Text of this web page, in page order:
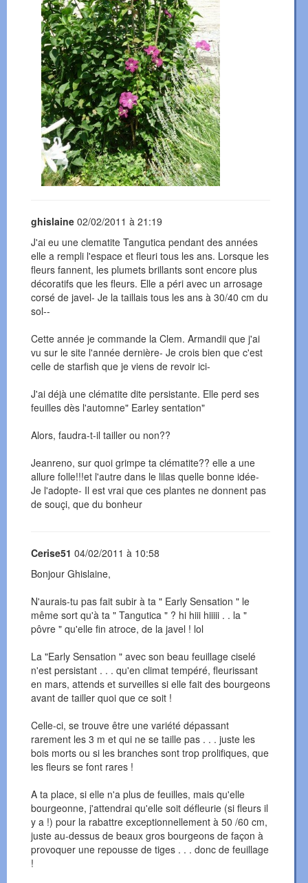
ghislaine 02/02/2011 à 21:19
J'ai eu une clematite Tangutica pendant des années
elle a rempli l'espace et fleuri tous les ans. Lorsque les
fleurs fannent, les plumets brillants sont encore plus
décoratifs que les fleurs. Elle a péri avec un arrosage
corsé de javel- Je la taillais tous les ans à 30/40 cm du
sol--
Cette année je commande la Clem. Armandii que j'ai
vu sur le site l'année dernière- Je crois bien que c'est
celle de starfish que je viens de revoir ici-
J'ai déjà une clématite dite persistante. Elle perd ses
feuilles dès l'automne" Earley sentation"
Alors, faudra-t-il tailler ou non??
Jeanreno, sur quoi grimpe ta clématite?? elle a une
allure folle!!!et l'autre dans le lilas quelle bonne idée-
Je l'adopte- Il est vrai que ces plantes ne donnent pas
de souçi, que du bonheur
Cerise51 04/02/2011 à 10:58
Bonjour Ghislaine,
N'aurais-tu pas fait subir à ta " Early Sensation " le
même sort qu'à ta " Tangutica " ? hi hiii hiiiii . . la "
pôvre " qu'elle fin atroce, de la javel ! lol
La "Early Sensation " avec son beau feuillage ciselé
n'est persistant . . . qu'en climat tempéré, fleurissant
en mars, attends et surveilles si elle fait des bourgeons
avant de tailler quoi que ce soit !
Celle-ci, se trouve être une variété dépassant
rarement les 3 m et qui ne se taille pas . . . juste les
bois morts ou si les branches sont trop prolifiques, que
les fleurs se font rares !
A ta place, si elle n'a plus de feuilles, mais qu'elle
bourgeonne, j'attendrai qu'elle soit défleurie (si fleurs il
y a !) pour la rabattre exceptionnellement à 50 /60 cm,
juste au-dessus de beaux gros bourgeons de façon à
provoquer une repousse de tiges . . . donc de feuillage
!